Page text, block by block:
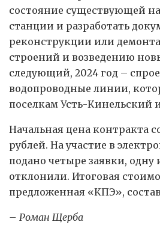
состояние существующей
станции и разработать
реконструкции или
строений и возведению
следующий, 2024 год –
водопроводные линии,
поселкам Усть-Кинельский
Начальная цена контракта
рублей. На участие в
подано четыре заявки, одну
отклонили. Итоговая
предложенная «КПЭ»,
– Роман Щерба